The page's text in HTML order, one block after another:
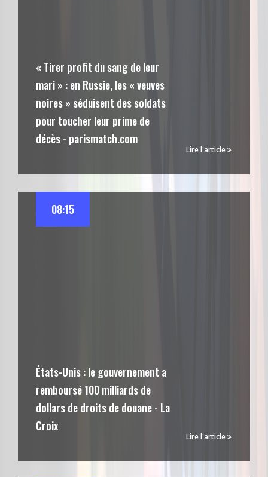
« Tirer profit du sang de leur
mari » : en Russie, les « veuves
noires » séduisent des soldats
pour toucher leur prime de
décès - parismatch.com
Lire l'article
États-Unis : le gouvernement a
remboursé 100 milliards de
dollars de droits de douane - La
Croix
08:15
Lire l'article